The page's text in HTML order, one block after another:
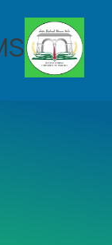
المحتوى